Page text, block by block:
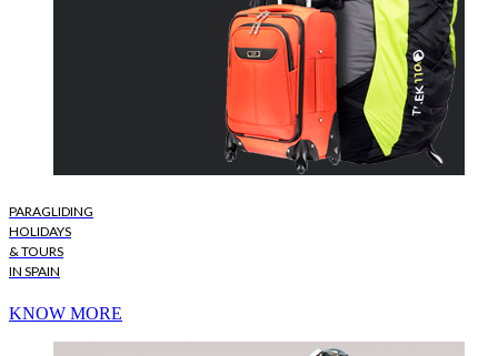
PARAGLIDING
HOLIDAYS
& TOURS
IN SPAIN
KNOW MORE